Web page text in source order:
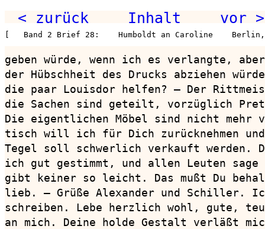
< zurück Inhalt vor >
[   Band 2 Brief 28:    Humboldt an Caroline
geben würde, wenn ich es verlangte,
der Hübschheit des Drucks abziehen
die paar Louisdor helfen? — Der
die Sachen sind geteilt, vorzüglich
Die eigentlichen Möbel sind nicht mehr
tisch will ich für Dich zurücknehmen
Tegel soll schwerlich verkauft werden.
ich gut gestimmt, und allen Leuten
gibt keiner so leicht. Das mußt Du
lieb. — Grüße Alexander und Schiller.
schreiben. Lebe herzlich wohl, gute,
an mich. Deine holde Gestalt verläßt